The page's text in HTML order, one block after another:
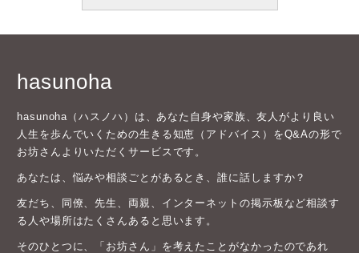
hasunoha
hasunoha（ハスノハ）は、あなた自身や家族、友人がより良い
人生を歩んでいくための生きる知恵（アドバイス）をQ&Aの形で
お坊さんよりいただくサービスです。
あなたは、悩みや相談ごとがあるとき、誰に話しますか？
友だち、同僚、先生、両親、インターネットの掲示板など相談す
る人や場所はたくさんあると思います。
そのひとつに、「お坊さん」を考えたことがなかったのであれ